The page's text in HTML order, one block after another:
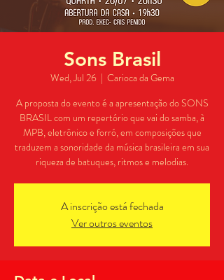
Sons Brasil
Wed, Jul 26
  |
Carioca da Gema
A proposta do evento é a apresentação do SONS
BRASIL com um repertório que vai do samba, à
MPB, eletrônico e forró, em composições que
traduzem a sonoridade da música brasileira em sua
riqueza de batuques, ritmos e melodias.
A inscrição está fechada
Ver outros eventos